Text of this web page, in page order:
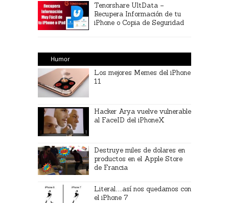
Tenorshare UltData –
Recupera Información de tu
iPhone o Copia de Seguridad
Humor
Los mejores Memes del iPhone
11
Hacker Arya vuelve vulnerable
al FaceID del iPhoneX
Destruye miles de dolares en
productos en el Apple Store
de Francia
Literal…así nos quedamos con
el iPhone 7